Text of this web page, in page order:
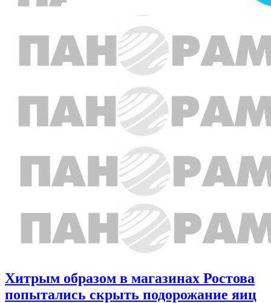
Хитрым образом в магазинах Ростова
попытались скрыть подорожание яиц